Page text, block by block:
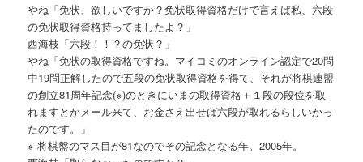
やね「免状、欲しいですか？免状取得資格だけで言えば私、六段
の免状取得資格持ってましたよ？」
西海枝「六段！！？の免状？」
やね「免状の取得資格ですね。マイコミのオンライン認定で20問
中19問正解したので五段の免状取得資格を得て、それが将棋連盟
の創立81周年記念(※)のときにいまの取得資格＋１段の段位を取
れますとかメール来て、お金さえ出せば六段が取れるらしいかっ
たのです。」
※ 将棋盤のマス目が81なのでその記念となる年。2005年。